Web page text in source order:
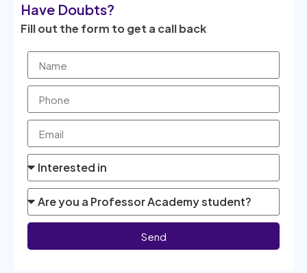
Have Doubts?
Fill out the form to get a call back
Send